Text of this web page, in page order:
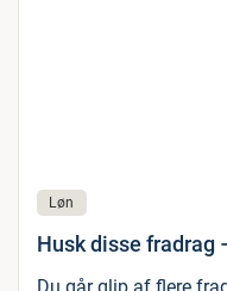
Løn
Husk disse fradrag